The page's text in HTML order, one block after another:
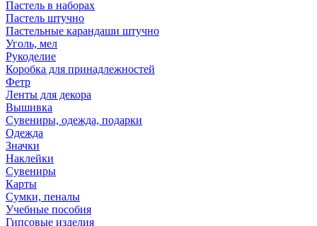
Пастель в наборах
Пастель штучно
Пастельные карандаши штучно
Уголь, мел
Рукоделие
Коробка для принадлежностей
Фетр
Ленты для декора
Вышивка
Сувениры, одежда, подарки
Одежда
Значки
Наклейки
Сувениры
Карты
Сумки, пеналы
Учебные пособия
Гипсовые изделия